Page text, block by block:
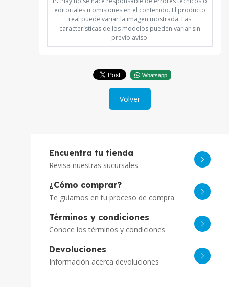
editoriales u omisiones en el contenido. El producto
real puede variar la imagen mostrada. Las
características de los modelos pueden variar sin
previo aviso.
Whatsapp
Volver
Encuentra tu tienda
Revisa nuestras sucursales
¿Cómo comprar?
Te guiamos en tu proceso de compra
Términos y condiciones
Conoce los términos y condiciones
Devoluciones
Información acerca devoluciones